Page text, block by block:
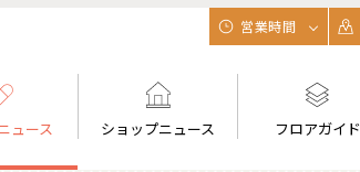
ュース ショップニュース フロアガイド
営業時間